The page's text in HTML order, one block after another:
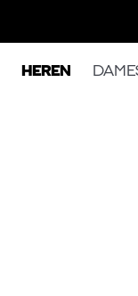
HEREN